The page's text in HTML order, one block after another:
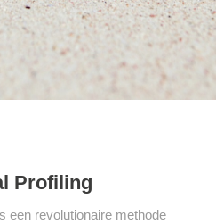
Profiling
een revolutionaire methode